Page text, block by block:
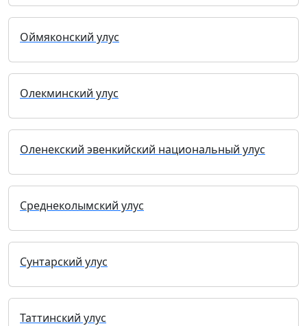
Оймяконский улус
Олекминский улус
Оленекский эвенкийский национальный улус
Среднеколымский улус
Сунтарский улус
Таттинский улус